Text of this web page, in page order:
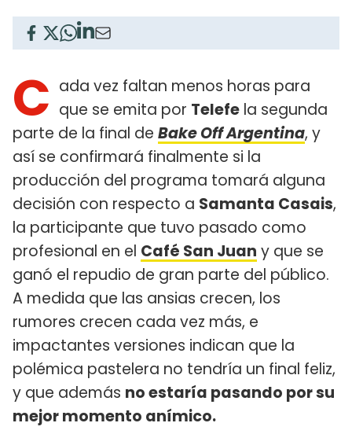
C ada vez faltan menos horas para
que se emita por Telefe la segunda
parte de la final de Bake Off Argentina, y
así se confirmará finalmente si la
producción del programa tomará alguna
decisión con respecto a Samanta Casais,
la participante que tuvo pasado como
profesional en el Café San Juan y que se
ganó el repudio de gran parte del público.
A medida que las ansias crecen, los
rumores crecen cada vez más, e
impactantes versiones indican que la
polémica pastelera no tendría un final feliz,
y que además no estaría pasando por su
mejor momento anímico.